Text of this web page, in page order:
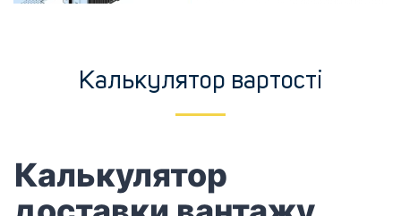
Калькулятор вартості